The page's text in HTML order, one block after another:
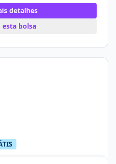
detalhes
esta bolsa